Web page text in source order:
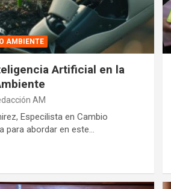
AMBIENTE
Artificial en la
AM
Especilista en Cambio
para abordar en este…